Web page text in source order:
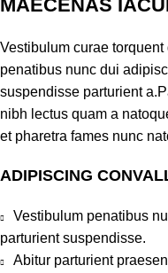
MAECENAS
Vestibulum curae
penatibus nunc dui
suspendisse parturient
nibh lectus quam a
et pharetra fames nunc
ADIPISCING
Vestibulum penatibus
parturient suspendisse.
Abitur parturient